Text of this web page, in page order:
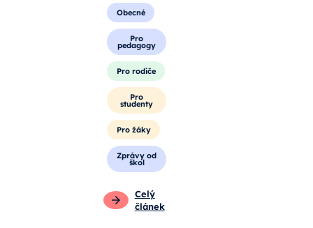
Obecné
Pro
pedagogy
Pro rodiče
Pro
studenty
Pro žáky
Zprávy od
škol
Celý
článek